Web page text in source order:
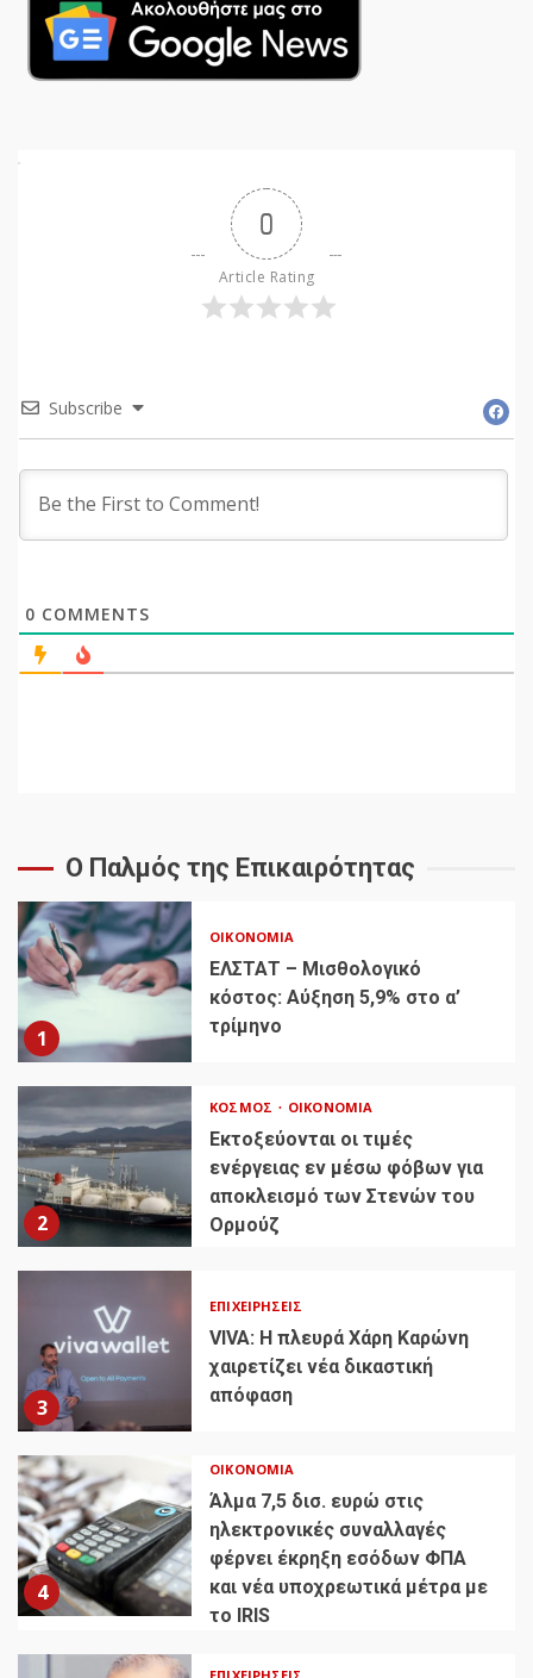
0
Article Rating
Subscribe
0 COMMENTS
Ο Παλμός της Επικαιρότητας
1
ΟΙΚΟΝΟΜΊΑ
ΕΛΣΤΑΤ – Μισθολογικό
κόστος: Αύξηση 5,9% στο α’
τρίμηνο
2
ΚΌΣΜΟΣ ΟΙΚΟΝΟΜΊΑ
Εκτοξεύονται οι τιμές
ενέργειας εν μέσω φόβων για
αποκλεισμό των Στενών του
Ορμούζ
3
ΕΠΙΧΕΙΡΉΣΕΙΣ
VIVA: Η πλευρά Χάρη Καρώνη
χαιρετίζει νέα δικαστική
απόφαση
4
ΟΙΚΟΝΟΜΊΑ
Άλμα 7,5 δισ. ευρώ στις
ηλεκτρονικές συναλλαγές
φέρνει έκρηξη εσόδων ΦΠΑ
και νέα υποχρεωτικά μέτρα με
το IRIS